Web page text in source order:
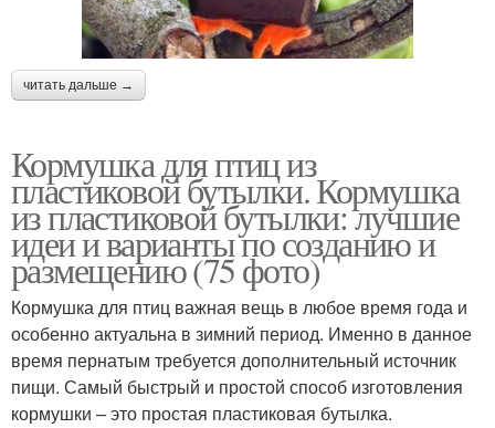
читать дальше →
Кормушка для птиц из
пластиковой бутылки. Кормушка
из пластиковой бутылки: лучшие
идеи и варианты по созданию и
размещению (75 фото)
Кормушка для птиц важная вещь в любое время года и
особенно актуальна в зимний период. Именно в данное
время пернатым требуется дополнительный источник
пищи. Самый быстрый и простой способ изготовления
кормушки – это простая пластиковая бутылка.